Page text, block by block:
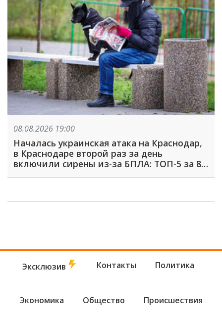
08.08.2026 19:00
Началась украинская атака на Краснодар,
в Краснодаре второй раз за день
включили сирены из-за БПЛА: ТОП-5 за 8
августа
Эксклюзив Контакты Политика
Экономика Общество Происшествия